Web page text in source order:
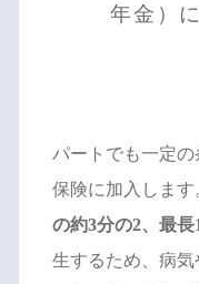
年金）
パートでも一定
保険に加入します
の約3分の2、最長
生するため、病